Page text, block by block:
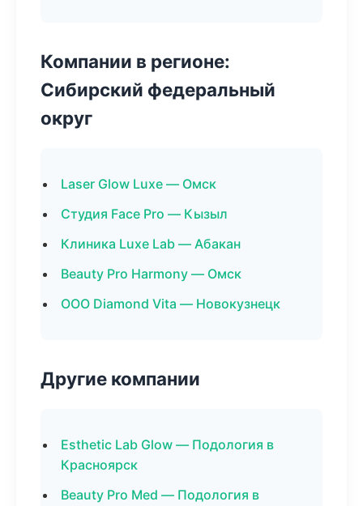
Компании в регионе:
Сибирский федеральный
округ
Laser Glow Luxe — Омск
Студия Face Pro — Кызыл
Клиника Luxe Lab — Абакан
Beauty Pro Harmony — Омск
ООО Diamond Vita — Новокузнецк
Другие компании
Esthetic Lab Glow — Подология в
Красноярск
Beauty Pro Med — Подология в